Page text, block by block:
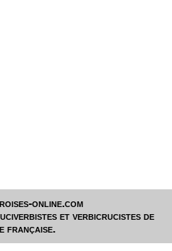
online.com
et verbicrucistes de
française.